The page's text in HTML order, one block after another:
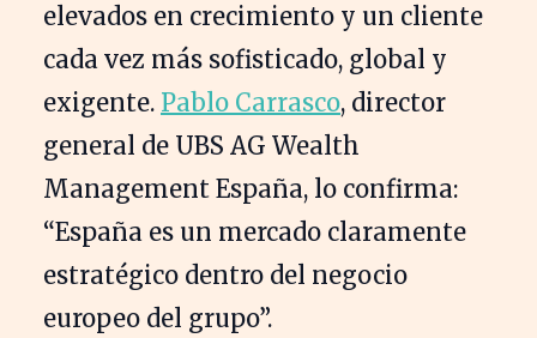
elevados en crecimiento y un cliente
cada vez más sofisticado, global y
exigente. Pablo Carrasco, director
general de UBS AG Wealth
Management España, lo confirma:
“España es un mercado claramente
estratégico dentro del negocio
europeo del grupo”.